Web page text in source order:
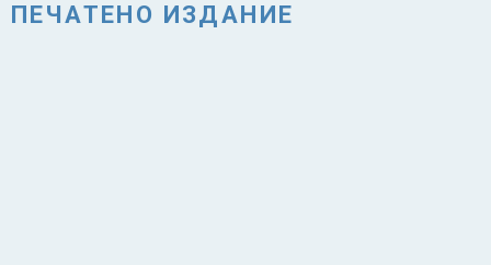
ПЕЧАТЕНО ИЗДАНИЕ